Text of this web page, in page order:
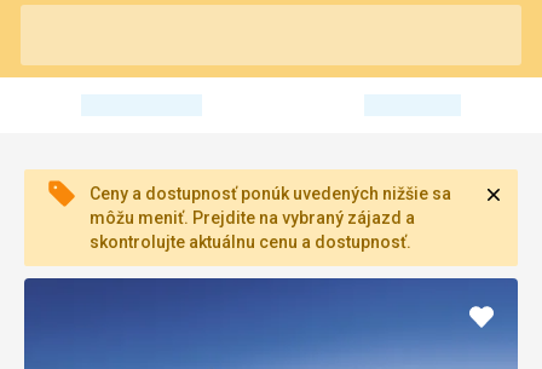
Ceny a dostupnosť ponúk uvedených nižšie sa
môžu meniť. Prejdite na vybraný zájazd a
skontrolujte aktuálnu cenu a dostupnosť.
Pridať